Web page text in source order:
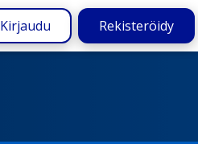
Kirjaudu Rekisteröidy